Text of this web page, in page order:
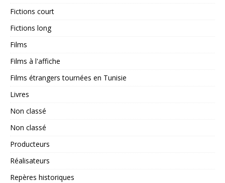
Fictions court
Fictions long
Films
Films à l'affiche
Films étrangers tournées en Tunisie
Livres
Non classé
Non classé
Producteurs
Réalisateurs
Repères historiques